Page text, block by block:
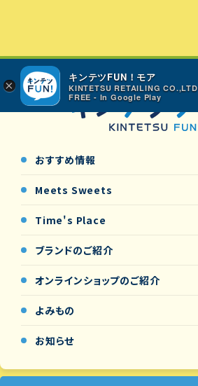
おすすめ情報
Meets Sweets
Time's Place
ブランドのご紹介
オンラインショップのご紹介
よみもの
お知らせ
×
キンテツFUN！モア
KINTETSU RETAILING CO.,LTD
FREE - In Google Play